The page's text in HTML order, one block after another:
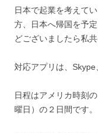
日本で起業を考えて
方、日本へ帰国を予
どございましたら私
対応アプリは、Skype
日程はアメリカ時刻
曜日）の２日間です。